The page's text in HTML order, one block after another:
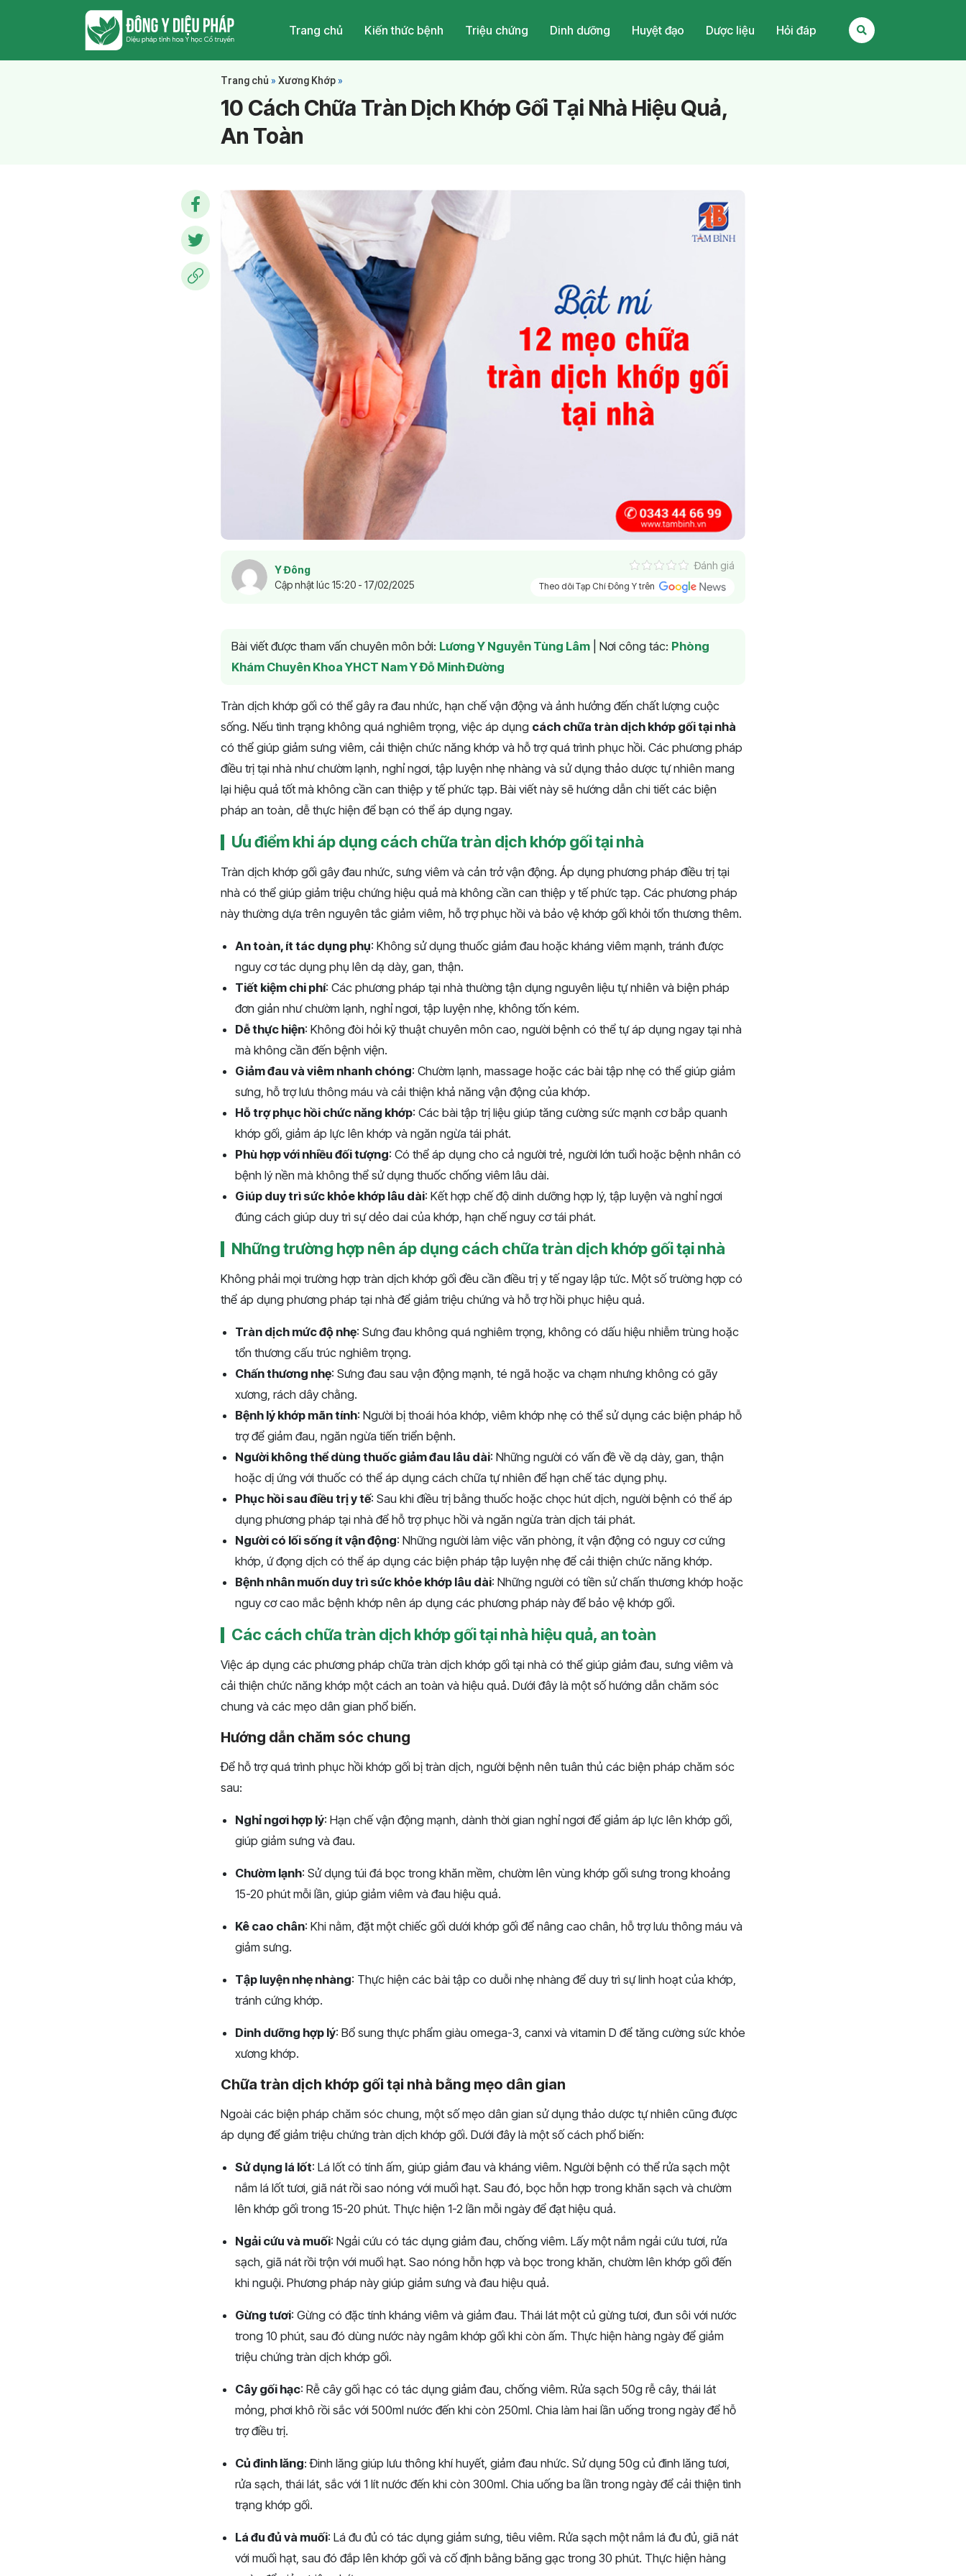
Trang chủ Kiến thức bệnh Triệu chứng Dinh dưỡng Huyệt đạo Dược liệu Hỏi đáp
Trang chủ » Xương Khớp »
10 Cách Chữa Tràn Dịch Khớp Gối Tại Nhà Hiệu Quả,
An Toàn
Y Đông
Cập nhật lúc 15:20 - 17/02/2025
Đánh giá
Theo dõi Tạp Chí Đông Y trên
Bài viết được tham vấn chuyên môn bởi: Lương Y Nguyễn Tùng Lâm Nơi công tác: Phòng
Khám Chuyên Khoa YHCT Nam Y Đỗ Minh Đường
Tràn dịch khớp gối có thể gây ra đau nhức, hạn chế vận động và ảnh hưởng đến chất lượng cuộc
sống. Nếu tình trạng không quá nghiêm trọng, việc áp dụng cách chữa tràn dịch khớp gối tại nhà
có thể giúp giảm sưng viêm, cải thiện chức năng khớp và hỗ trợ quá trình phục hồi. Các phương pháp
điều trị tại nhà như chườm lạnh, nghỉ ngơi, tập luyện nhẹ nhàng và sử dụng thảo dược tự nhiên mang
lại hiệu quả tốt mà không cần can thiệp y tế phức tạp. Bài viết này sẽ hướng dẫn chi tiết các biện
pháp an toàn, dễ thực hiện để bạn có thể áp dụng ngay.
Ưu điểm khi áp dụng cách chữa tràn dịch khớp gối tại nhà
Tràn dịch khớp gối gây đau nhức, sưng viêm và cản trở vận động. Áp dụng phương pháp điều trị tại
nhà có thể giúp giảm triệu chứng hiệu quả mà không cần can thiệp y tế phức tạp. Các phương pháp
này thường dựa trên nguyên tắc giảm viêm, hỗ trợ phục hồi và bảo vệ khớp gối khỏi tổn thương thêm.
An toàn, ít tác dụng phụ: Không sử dụng thuốc giảm đau hoặc kháng viêm mạnh, tránh được
nguy cơ tác dụng phụ lên dạ dày, gan, thận.
Tiết kiệm chi phí: Các phương pháp tại nhà thường tận dụng nguyên liệu tự nhiên và biện pháp
đơn giản như chườm lạnh, nghỉ ngơi, tập luyện nhẹ, không tốn kém.
Dễ thực hiện: Không đòi hỏi kỹ thuật chuyên môn cao, người bệnh có thể tự áp dụng ngay tại nhà
mà không cần đến bệnh viện.
Giảm đau và viêm nhanh chóng: Chườm lạnh, massage hoặc các bài tập nhẹ có thể giúp giảm
sưng, hỗ trợ lưu thông máu và cải thiện khả năng vận động của khớp.
Hỗ trợ phục hồi chức năng khớp: Các bài tập trị liệu giúp tăng cường sức mạnh cơ bắp quanh
khớp gối, giảm áp lực lên khớp và ngăn ngừa tái phát.
Phù hợp với nhiều đối tượng: Có thể áp dụng cho cả người trẻ, người lớn tuổi hoặc bệnh nhân có
bệnh lý nền mà không thể sử dụng thuốc chống viêm lâu dài.
Giúp duy trì sức khỏe khớp lâu dài: Kết hợp chế độ dinh dưỡng hợp lý, tập luyện và nghỉ ngơi
đúng cách giúp duy trì sự dẻo dai của khớp, hạn chế nguy cơ tái phát.
Những trường hợp nên áp dụng cách chữa tràn dịch khớp gối tại nhà
Không phải mọi trường hợp tràn dịch khớp gối đều cần điều trị y tế ngay lập tức. Một số trường hợp có
thể áp dụng phương pháp tại nhà để giảm triệu chứng và hỗ trợ hồi phục hiệu quả.
Tràn dịch mức độ nhẹ: Sưng đau không quá nghiêm trọng, không có dấu hiệu nhiễm trùng hoặc
tổn thương cấu trúc nghiêm trọng.
Chấn thương nhẹ: Sưng đau sau vận động mạnh, té ngã hoặc va chạm nhưng không có gãy
xương, rách dây chằng.
Bệnh lý khớp mãn tính: Người bị thoái hóa khớp, viêm khớp nhẹ có thể sử dụng các biện pháp hỗ
trợ để giảm đau, ngăn ngừa tiến triển bệnh.
Người không thể dùng thuốc giảm đau lâu dài: Những người có vấn đề về dạ dày, gan, thận
hoặc dị ứng với thuốc có thể áp dụng cách chữa tự nhiên để hạn chế tác dụng phụ.
Phục hồi sau điều trị y tế: Sau khi điều trị bằng thuốc hoặc chọc hút dịch, người bệnh có thể áp
dụng phương pháp tại nhà để hỗ trợ phục hồi và ngăn ngừa tràn dịch tái phát.
Người có lối sống ít vận động: Những người làm việc văn phòng, ít vận động có nguy cơ cứng
khớp, ứ đọng dịch có thể áp dụng các biện pháp tập luyện nhẹ để cải thiện chức năng khớp.
Bệnh nhân muốn duy trì sức khỏe khớp lâu dài: Những người có tiền sử chấn thương khớp hoặc
nguy cơ cao mắc bệnh khớp nên áp dụng các phương pháp này để bảo vệ khớp gối.
Các cách chữa tràn dịch khớp gối tại nhà hiệu quả, an toàn
Việc áp dụng các phương pháp chữa tràn dịch khớp gối tại nhà có thể giúp giảm đau, sưng viêm và
cải thiện chức năng khớp một cách an toàn và hiệu quả. Dưới đây là một số hướng dẫn chăm sóc
chung và các mẹo dân gian phổ biến.
Hướng dẫn chăm sóc chung
Để hỗ trợ quá trình phục hồi khớp gối bị tràn dịch, người bệnh nên tuân thủ các biện pháp chăm sóc
sau:
Nghỉ ngơi hợp lý: Hạn chế vận động mạnh, dành thời gian nghỉ ngơi để giảm áp lực lên khớp gối,
giúp giảm sưng và đau.
Chườm lạnh: Sử dụng túi đá bọc trong khăn mềm, chườm lên vùng khớp gối sưng trong khoảng
15-20 phút mỗi lần, giúp giảm viêm và đau hiệu quả.
Kê cao chân: Khi nằm, đặt một chiếc gối dưới khớp gối để nâng cao chân, hỗ trợ lưu thông máu và
giảm sưng.
Tập luyện nhẹ nhàng: Thực hiện các bài tập co duỗi nhẹ nhàng để duy trì sự linh hoạt của khớp,
tránh cứng khớp.
Dinh dưỡng hợp lý: Bổ sung thực phẩm giàu omega-3, canxi và vitamin D để tăng cường sức khỏe
xương khớp.
Chữa tràn dịch khớp gối tại nhà bằng mẹo dân gian
Ngoài các biện pháp chăm sóc chung, một số mẹo dân gian sử dụng thảo dược tự nhiên cũng được
áp dụng để giảm triệu chứng tràn dịch khớp gối. Dưới đây là một số cách phổ biến:
Sử dụng lá lốt: Lá lốt có tính ấm, giúp giảm đau và kháng viêm. Người bệnh có thể rửa sạch một
nắm lá lốt tươi, giã nát rồi sao nóng với muối hạt. Sau đó, bọc hỗn hợp trong khăn sạch và chườm
lên khớp gối trong 15-20 phút. Thực hiện 1-2 lần mỗi ngày để đạt hiệu quả.
Ngải cứu và muối: Ngải cứu có tác dụng giảm đau, chống viêm. Lấy một nắm ngải cứu tươi, rửa
sạch, giã nát rồi trộn với muối hạt. Sao nóng hỗn hợp và bọc trong khăn, chườm lên khớp gối đến
khi nguội. Phương pháp này giúp giảm sưng và đau hiệu quả.
Gừng tươi: Gừng có đặc tính kháng viêm và giảm đau. Thái lát một củ gừng tươi, đun sôi với nước
trong 10 phút, sau đó dùng nước này ngâm khớp gối khi còn ấm. Thực hiện hàng ngày để giảm
triệu chứng tràn dịch khớp gối.
Cây gối hạc: Rễ cây gối hạc có tác dụng giảm đau, chống viêm. Rửa sạch 50g rễ cây, thái lát
mỏng, phơi khô rồi sắc với 500ml nước đến khi còn 250ml. Chia làm hai lần uống trong ngày để hỗ
trợ điều trị.
Củ đinh lăng: Đinh lăng giúp lưu thông khí huyết, giảm đau nhức. Sử dụng 50g củ đinh lăng tươi,
rửa sạch, thái lát, sắc với 1 lít nước đến khi còn 300ml. Chia uống ba lần trong ngày để cải thiện tình
trạng khớp gối.
Lá đu đủ và muối: Lá đu đủ có tác dụng giảm sưng, tiêu viêm. Rửa sạch một nắm lá đu đủ, giã nát
với muối hạt, sau đó đắp lên khớp gối và cố định bằng băng gạc trong 30 phút. Thực hiện hàng